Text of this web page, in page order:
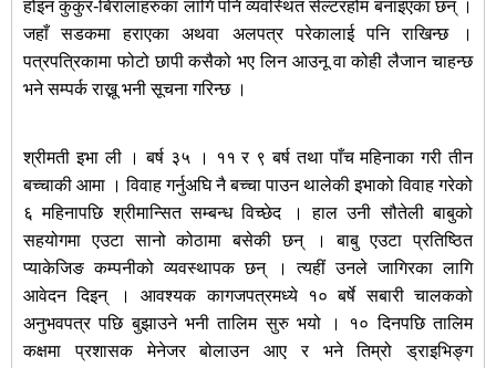
होइन कुकुर-बिरालाहरुका लागि पनि व्यवस्थित सेल्टरहोम बनाइएका छन् ।
जहाँ सडकमा हराएका अथवा अलपत्र परेकालाई पनि राखिन्छ ।
पत्रपत्रिकामा फोटो छापी कसैको भए लिन आउनू वा कोही लैजान चाहन्छ
भने सम्पर्क राख्नू भनी सूचना गरिन्छ ।
श्रीमती इभा ली । बर्ष ३५ । ११ र ९ बर्ष तथा पाँच महिनाका गरी तीन
बच्चाकी आमा । विवाह गर्नुअघि नै बच्चा पाउन थालेकी इभाको विवाह गरेको
६ महिनापछि श्रीमान्सित सम्बन्ध विच्छेद । हाल उनी सौतेली बाबुको
सहयोगमा एउटा सानो कोठामा बसेकी छन् । बाबु एउटा प्रतिष्ठित
प्याकेजिङ कम्पनीको व्यवस्थापक छन् । त्यहीं उनले जागिरका लागि
आवेदन दिइन् । आवश्यक कागजपत्रमध्ये १० बर्षे सबारी चालकको
अनुभवपत्र पछि बुझाउने भनी तालिम सुरु भयो । १० दिनपछि तालिम
कक्षमा प्रशासक मेनेजर बोलाउन आए र भने तिम्रो ड्राइभिङ्ग